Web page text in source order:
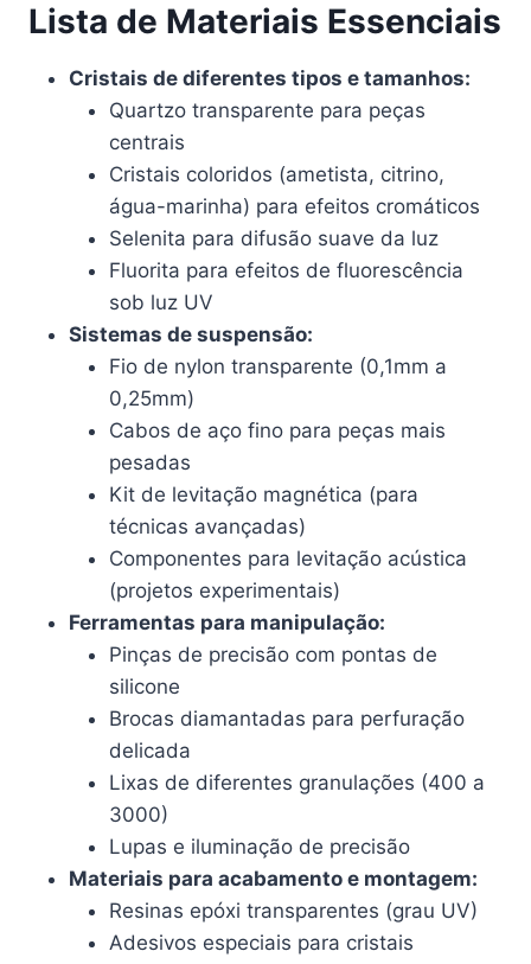
Lista de Materiais Essenciais
Cristais de diferentes tipos e tamanhos:
Quartzo transparente para peças
centrais
Cristais coloridos (ametista, citrino,
água-marinha) para efeitos cromáticos
Selenita para difusão suave da luz
Fluorita para efeitos de fluorescência
sob luz UV
Sistemas de suspensão:
Fio de nylon transparente (0,1mm a
0,25mm)
Cabos de aço fino para peças mais
pesadas
Kit de levitação magnética (para
técnicas avançadas)
Componentes para levitação acústica
(projetos experimentais)
Ferramentas para manipulação:
Pinças de precisão com pontas de
silicone
Brocas diamantadas para perfuração
delicada
Lixas de diferentes granulações (400 a
3000)
Lupas e iluminação de precisão
Materiais para acabamento e montagem:
Resinas epóxi transparentes (grau UV)
Adesivos especiais para cristais